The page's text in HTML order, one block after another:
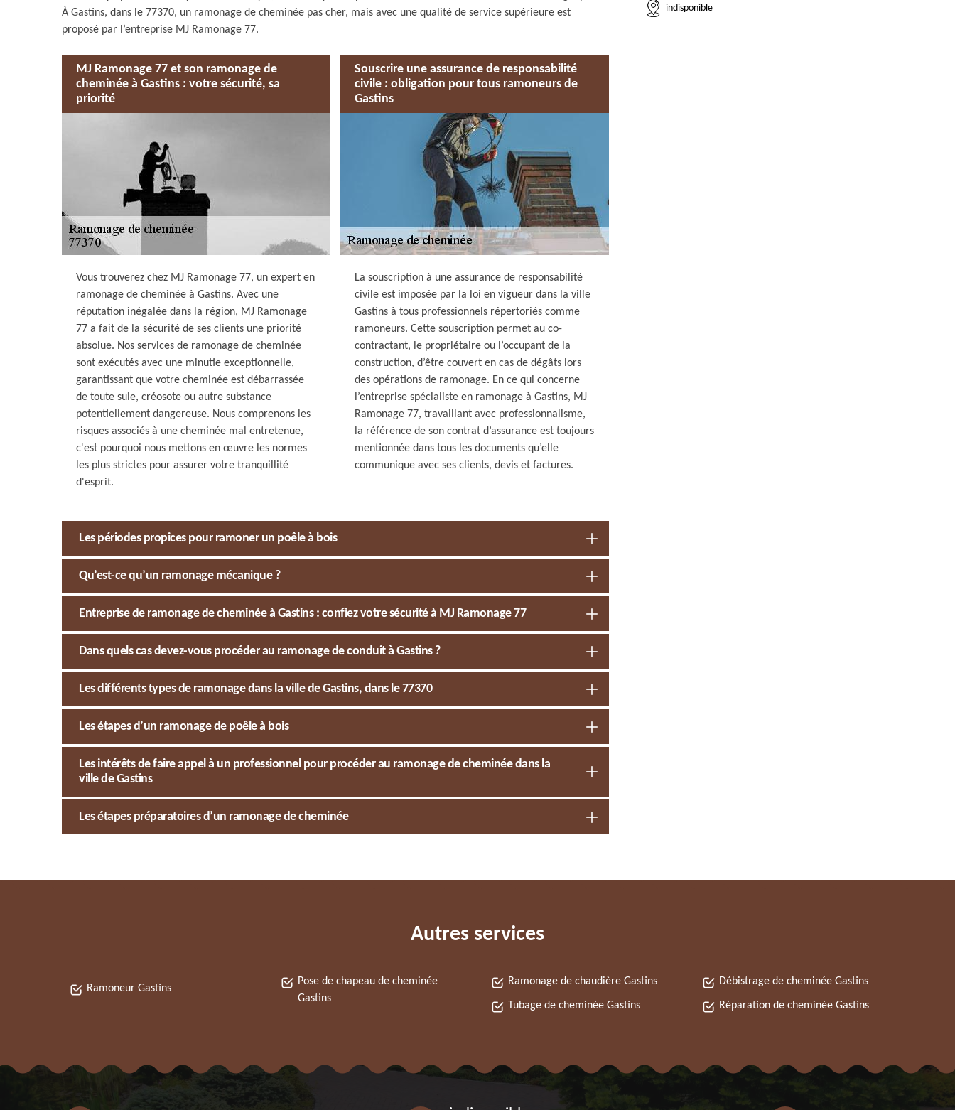
À Gastins, dans le 77370, un ramonage de cheminée pas cher, mais avec une qualité de service supérieure est
proposé par l’entreprise MJ Ramonage 77.
MJ Ramonage 77 et son ramonage de
cheminée à Gastins : votre sécurité, sa
priorité
Vous trouverez chez MJ Ramonage 77, un expert en
ramonage de cheminée à Gastins. Avec une
réputation inégalée dans la région, MJ Ramonage
77 a fait de la sécurité de ses clients une priorité
absolue. Nos services de ramonage de cheminée
sont exécutés avec une minutie exceptionnelle,
garantissant que votre cheminée est débarrassée
de toute suie, créosote ou autre substance
potentiellement dangereuse. Nous comprenons les
risques associés à une cheminée mal entretenue,
c'est pourquoi nous mettons en œuvre les normes
les plus strictes pour assurer votre tranquillité
d'esprit.
Souscrire une assurance de responsabilité
civile : obligation pour tous ramoneurs de
Gastins
La souscription à une assurance de responsabilité
civile est imposée par la loi en vigueur dans la ville
Gastins à tous professionnels répertoriés comme
ramoneurs. Cette souscription permet au co-
contractant, le propriétaire ou l’occupant de la
construction, d’être couvert en cas de dégâts lors
des opérations de ramonage. En ce qui concerne
l’entreprise spécialiste en ramonage à Gastins, MJ
Ramonage 77, travaillant avec professionnalisme,
la référence de son contrat d’assurance est toujours
mentionnée dans tous les documents qu’elle
communique avec ses clients, devis et factures.
Les périodes propices pour ramoner un poêle à bois
Qu’est-ce qu’un ramonage mécanique ?
Entreprise de ramonage de cheminée à Gastins : confiez votre sécurité à MJ Ramonage 77
Dans quels cas devez-vous procéder au ramonage de conduit à Gastins ?
Les différents types de ramonage dans la ville de Gastins, dans le 77370
Les étapes d’un ramonage de poêle à bois
Les intérêts de faire appel à un professionnel pour procéder au ramonage de cheminée dans la
ville de Gastins
Les étapes préparatoires d’un ramonage de cheminée
indisponible
Autres services
Ramoneur Gastins
Pose de chapeau de cheminée
Gastins
Ramonage de chaudière Gastins
Tubage de cheminée Gastins
Débistrage de cheminée Gastins
Réparation de cheminée Gastins